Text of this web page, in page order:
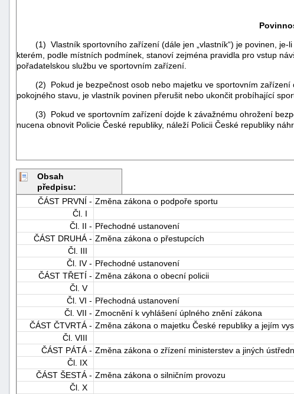
(1) Vlastník sportovního zařízení (dále jen „vlastník“) je povinen, je-li
kterém, podle místních podmínek, stanoví zejména pravidla pro vstup
pořadatelskou službu ve sportovním zařízení.
(2) Pokud je bezpečnost osob nebo majetku ve sportovním zařízení
pokojného stavu, je vlastník povinen přerušit nebo ukončit probíhající
(3) Pokud ve sportovním zařízení dojde k závažnému ohrožení
nucena obnovit Policie České republiky, náleží Policii České republiky
Obsah
předpisu:
ČÁST PRVNÍ - Změna zákona o podpoře sportu
Čl. I
Čl. II - Přechodné ustanovení
ČÁST DRUHÁ - Změna zákona o přestupcích
Čl. III
Čl. IV - Přechodné ustanovení
ČÁST TŘETÍ - Změna zákona o obecní policii
Čl. V
Čl. VI - Přechodná ustanovení
Čl. VII - Zmocnění k vyhlášení úplného znění zákona
ČÁST ČTVRTÁ - Změna zákona o majetku České republiky a jejím
Čl. VIII
ČÁST PÁTÁ - Změna zákona o zřízení ministerstev a jiných
Čl. IX
ČÁST ŠESTÁ - Změna zákona o silničním provozu
Čl. X